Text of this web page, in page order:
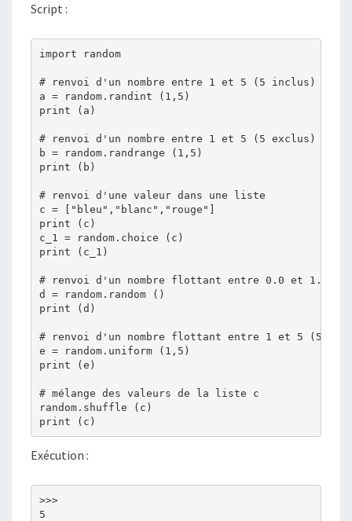
Script :
import random
# renvoi d'un nombre entre 1 et 5 (5 inclus)
a = random.randint (1,5)
print (a)
# renvoi d'un nombre entre 1 et 5 (5 exclus)
b = random.randrange (1,5)
print (b)
# renvoi d'une valeur dans une liste
c = ["bleu","blanc","rouge"]
print (c)
c_1 = random.choice (c)
print (c_1)
# renvoi d'un nombre flottant entre 0.0 et 1.0
d = random.random ()
print (d)
# renvoi d'un nombre flottant entre 1 et 5 (5
e = random.uniform (1,5)
print (e)
# mélange des valeurs de la liste c
random.shuffle (c)
Exécution :
>>>
5